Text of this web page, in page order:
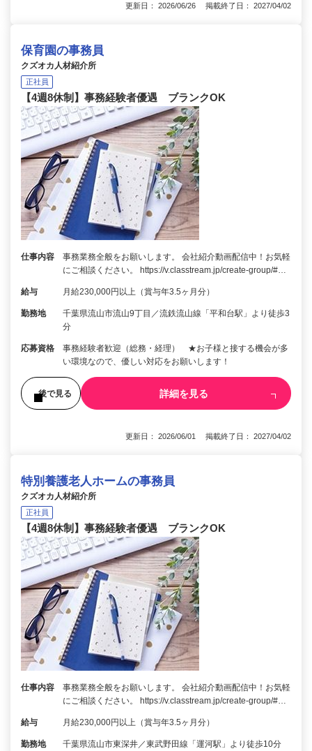
更新日： 2026/06/26 掲載終了日： 2027/04/02
保育園の事務員
クズオカ人材紹介所
正社員
【4週8休制】事務経験者優遇 ブランクOK
仕事内容
事務業務全般をお願いします。 会社紹介動画配信中！お気軽
にご相談ください。 https://v.classtream.jp/create-group/#…
給与 月給230,000円以上（賞与年3.5ヶ月分）
勤務地
千葉県流山市流山9丁目／流鉄流山線「平和台駅」より徒歩3
分
応募資格
事務経験者歓迎（総務・経理） ★お子様と接する機会が多
い環境なので、優しい対応をお願いします！
後で見る 詳細を見る
更新日： 2026/06/01 掲載終了日： 2027/04/02
特別養護老人ホームの事務員
クズオカ人材紹介所
正社員
【4週8休制】事務経験者優遇 ブランクOK
仕事内容
事務業務全般をお願いします。 会社紹介動画配信中！お気軽
にご相談ください。 https://v.classtream.jp/create-group/#…
給与 月給230,000円以上（賞与年3.5ヶ月分）
勤務地 千葉県流山市東深井／東武野田線「運河駅」より徒歩10分